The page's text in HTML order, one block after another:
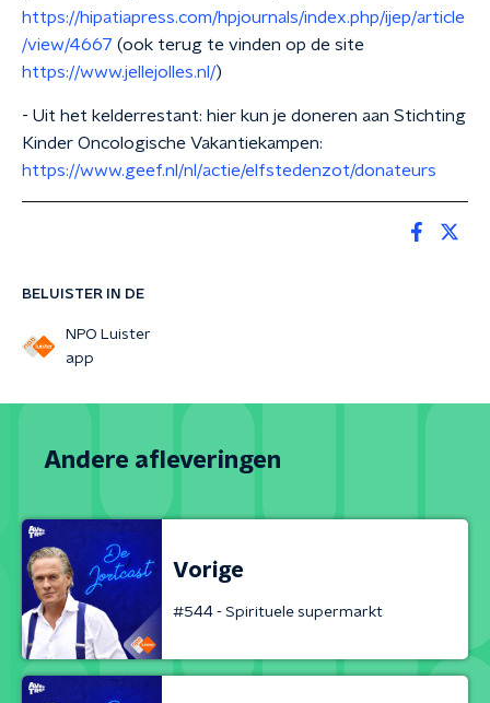
BELUISTER IN DE
NPO Luister
app
https://hipatiapress.com/hpjournals/index.php/ijep/article
/view/4667 (ook terug te vinden op de site
https://www.jellejolles.nl/)
- Uit het kelderrestant: hier kun je doneren aan Stichting
Kinder Oncologische Vakantiekampen:
https://www.geef.nl/nl/actie/elfstedenzot/donateurs
Andere afleveringen
Vorige
#544 - Spirituele supermarkt